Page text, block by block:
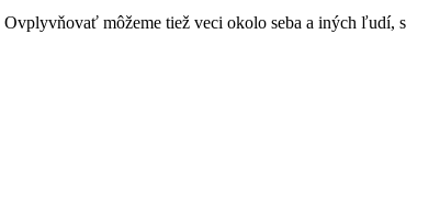
môžeme tiež veci okolo seba a iných ľudí, s